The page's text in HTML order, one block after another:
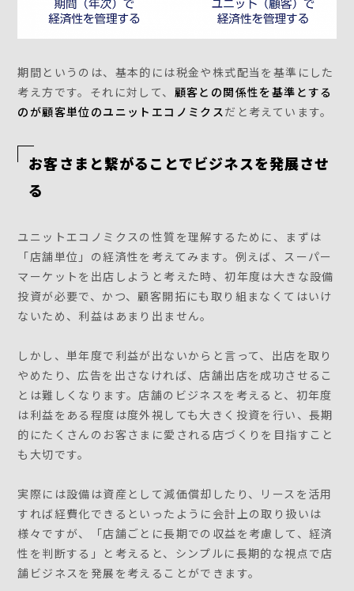
期間というのは、基本的には税金や株式配当を基準にした
考え方です。それに対して、 顧客との関係性を基準とする
のが顧客単位のユニットエコノミクスだと考えています。
お客さまと繋がることでビジネスを発展させ
る
ユニットエコノミクスの性質を理解するために、まずは
「店舗単位」の経済性を考えてみます。例えば、スーパー
マーケットを出店しようと考えた時、初年度は大きな設備
投資が必要で、かつ、顧客開拓にも取り組まなくてはいけ
ないため、利益はあまり出ません。
しかし、単年度で利益が出ないからと言って、出店を取り
やめたり、広告を出さなければ、店舗出店を成功させるこ
とは難しくなります。店舗のビジネスを考えると、初年度
は利益をある程度は度外視しても大きく投資を行い、長期
的にたくさんのお客さまに愛される店づくりを目指すこと
も大切です。
実際には設備は資産として減価償却したり、リースを活用
すれば経費化できるといったように会計上の取り扱いは
様々ですが、「店舗ごとに長期での収益を考慮して、経済
性を判断する」と考えると、シンプルに長期的な視点で店
舗ビジネスを発展を考えることができます。